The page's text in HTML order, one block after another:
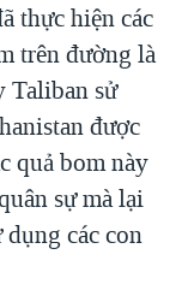
thực hiện các
trên đường là
Taliban sử
được
quả bom này
sự mà lại
các con